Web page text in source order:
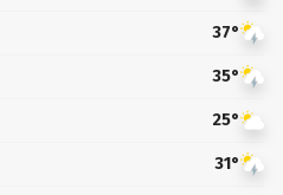
37°
35°
25°
31°